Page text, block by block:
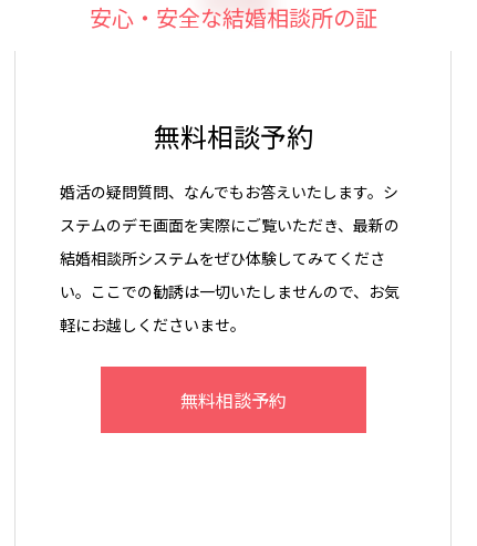
安心・安全な結婚相談所の証
無料相談予約
婚活の疑問質問、なんでもお答えいたします。シ
ステムのデモ画面を実際にご覧いただき、最新の
結婚相談所システムをぜひ体験してみてくださ
い。ここでの勧誘は一切いたしませんので、お気
軽にお越しくださいませ。
無料相談予約